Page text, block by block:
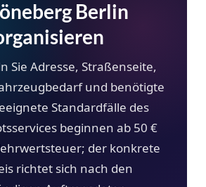
Berlin
Sie Adresse, Straßenseite,
und benötigte
Standardfälle des
beginnen ab 50 €
der konkrete
richtet sich nach den